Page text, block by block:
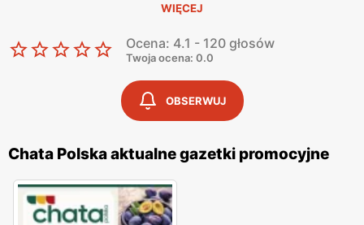
produktów spożywczych i przemysłowych, które spełniają
potrzeby codziennego życia. Klienci cenią sobie przede
wszystkim
niskie cenyoraz licznepromocje
pozwalają na znaczące oszczędności podczas zakupów.
Jednym z wyróżnikówChata Polskasą regularnie
gazetki promocyjne, które prezentują
najnowsze oferty i zniżki dostępne w sklepach sieci. Te
publikowane są co tydzień, dzięki czemu klienci
mają stały dostęp do aktualnych promocji i mogą na
bieżąco planować swoje zakupy. W
WIĘCEJ
Ocena: 4.1 - 120 głosów
Twoja ocena: 0.0
OBSERWUJ
Chata Polska aktualne gazetki promocyjne